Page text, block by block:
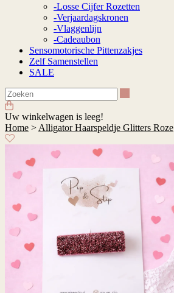
-Losse Cijfer Rozetten
-Verjaardagskronen
-Vlaggenlijn
-Cadeaubon
Sensomotorische Pittenzakjes
Zelf Samenstellen
SALE
Uw winkelwagen is leeg!
Home > Alligator Haarspeldje Glitters Roze